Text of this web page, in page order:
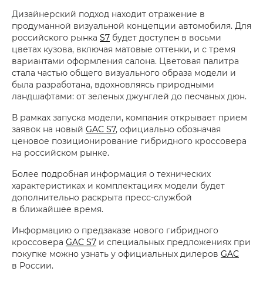
Дизайнерский подход находит отражение в
продуманной визуальной концепции автомобиля. Для
российского рынка S7 будет доступен в восьми
цветах кузова, включая матовые оттенки, и с тремя
вариантами оформления салона. Цветовая палитра
стала частью общего визуального образа модели и
была разработана, вдохновляясь природными
ландшафтами: от зеленых джунглей до песчаных дюн.
В рамках запуска модели, компания открывает прием
заявок на новый GAC S7, официально обозначая
ценовое позиционирование гибридного кроссовера
на российском рынке.
Более подробная информация о технических
характеристиках и комплектациях модели будет
дополнительно раскрыта пресс-службой
в ближайшее время.
Информацию о предзаказе нового гибридного
кроссовера GAC S7 и специальных предложениях при
покупке можно узнать у официальных дилеров GAC
в России.